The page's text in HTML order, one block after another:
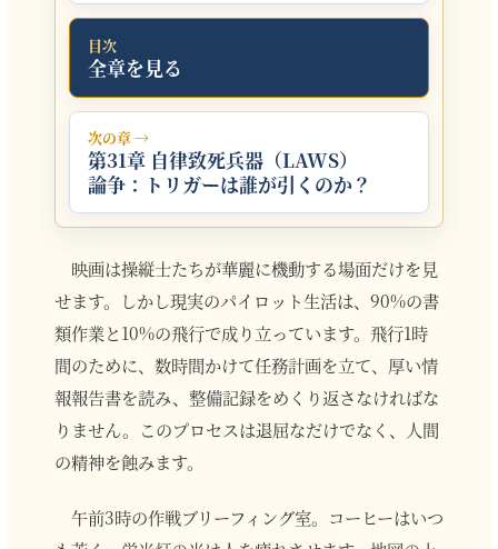
目次
全章を見る
次の章 →
第31章 自律致死兵器（LAWS）
論争：トリガーは誰が引くのか？
映画は操縦士たちが華麗に機動する場面だけを見
せます。しかし現実のパイロット生活は、90%の書
類作業と10%の飛行で成り立っています。飛行1時
間のために、数時間かけて任務計画を立て、厚い情
報報告書を読み、整備記録をめくり返さなければな
りません。このプロセスは退屈なだけでなく、人間
の精神を蝕みます。
午前3時の作戦ブリーフィング室。コーヒーはいつ